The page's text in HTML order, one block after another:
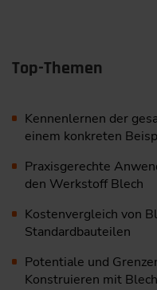
Top-Themen
Kennenlernen der
einem konkreten
Praxisgerechte
den Werkstoff Blech
Kostenvergleich von
Standardbauteilen
Potentiale und
Konstruieren mit Blech